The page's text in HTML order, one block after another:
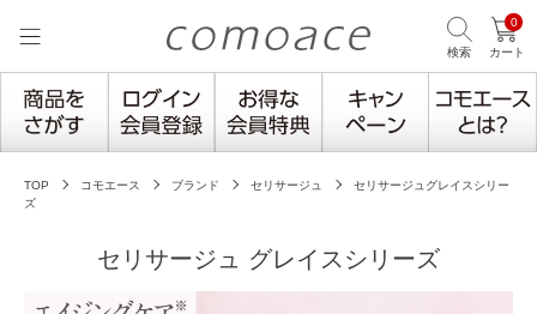
検索
0
カート
TOP コモエース ブランド セリサージュ
セリサージュグレイスシリー
ズ
セリサージュ グレイスシリーズ